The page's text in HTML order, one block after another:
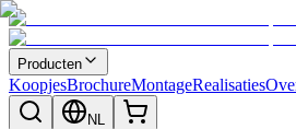
Producten
KoopjesBrochureMontageRealisaties
NL